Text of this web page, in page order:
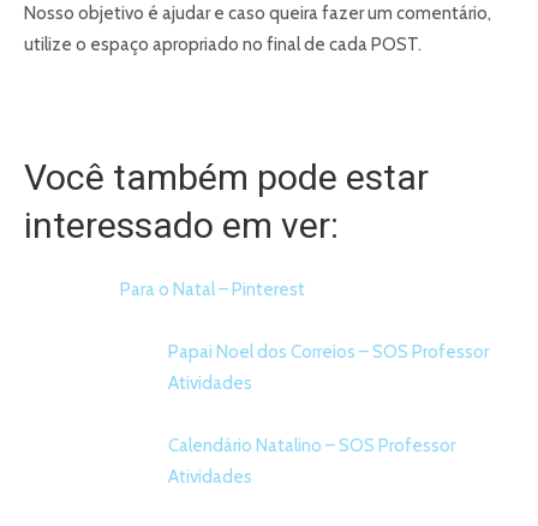
Nosso objetivo é ajudar e caso queira fazer um comentário,
utilize o espaço apropriado no final de cada POST.
Você também pode estar
interessado em ver:
Para o Natal – Pinterest
Papai Noel dos Correios – SOS Professor
Atividades
Calendário Natalino – SOS Professor
Atividades